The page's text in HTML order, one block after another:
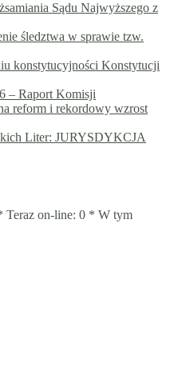
Sądu Najwyższego z
śledztwa w sprawie tzw.
konstytucyjności Konstytucji
– Raport Komisji
reform i rekordowy wzrost
Liter: JURYSDYKCJA
Teraz on-line: 0 * W tym